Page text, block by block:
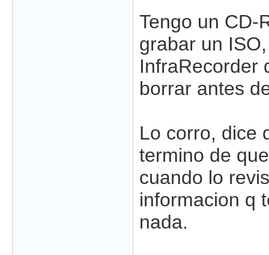
Tengo un CD-
grabar un
InfraRecorder
borrar antes
Lo corro, dice
termino de
cuando lo
informacion q
nada.